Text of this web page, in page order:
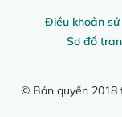
Điều khoản
Sơ đồ
© Bản quyền 2018